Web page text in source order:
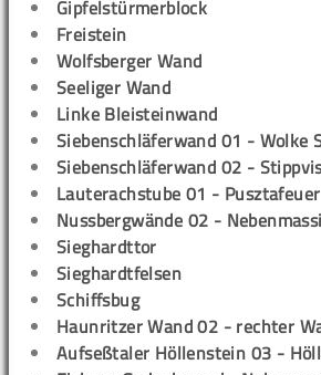
Gipfelstürmerblock
Freistein
Wolfsberger Wand
Seeliger Wand
Linke Bleisteinwand
Siebenschläferwand 01 - Wolke
Siebenschläferwand 02 -
Lauterachstube 01 - Pusztafeuer
Nussbergwände 02 -
Sieghardttor
Sieghardtfelsen
Schiffsbug
Haunritzer Wand 02 - rechter
Aufseßtaler Höllenstein 03 -